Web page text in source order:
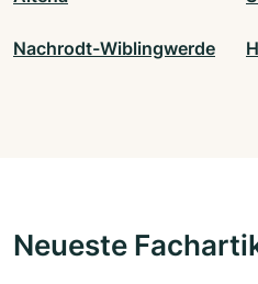
Nachrodt-Wiblingwerde
Neueste